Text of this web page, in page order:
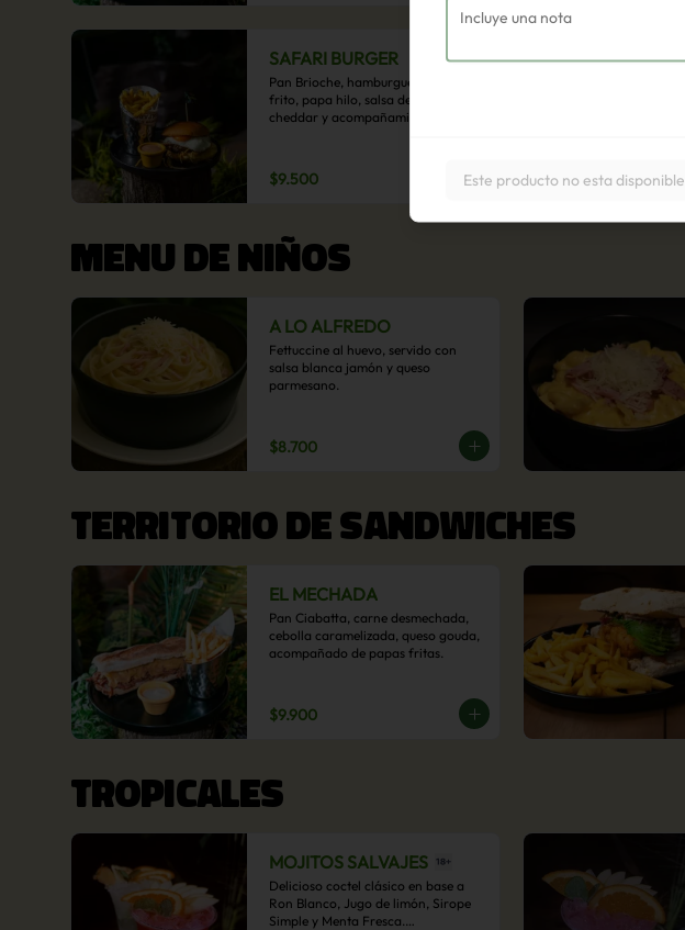
SAFARI BURGER
Pan Brioche, hamburguesa, huevo
frito, papa hilo, salsa de queso
cheddar y acompañamiento de
$9.500
MENU DE NIÑOS
A LO ALFREDO
Fettuccine al huevo, servido con
salsa blanca jamón y queso
parmesano.
$8.700
TERRITORIO DE SANDWICHES
EL MECHADA
Pan Ciabatta, carne desmechada,
cebolla caramelizada, queso gouda,
acompañado de papas fritas.
$9.900
TROPICALES
MOJITOS SALVAJES
Delicioso coctel clásico en base a
Ron Blanco, Jugo de limón, Sirope
Simple y Menta Fresca.
Este producto no esta disponible